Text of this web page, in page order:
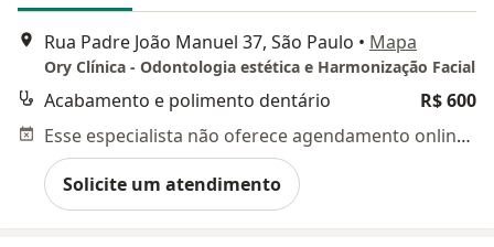
Rua Padre João Manuel 37, São Paulo • Mapa
Ory Clínica - Odontologia estética e Harmonização Facial
Acabamento e polimento dentário
R$ 600
Esse especialista não oferece agendamento online para esse endereço.
Solicite um atendimento